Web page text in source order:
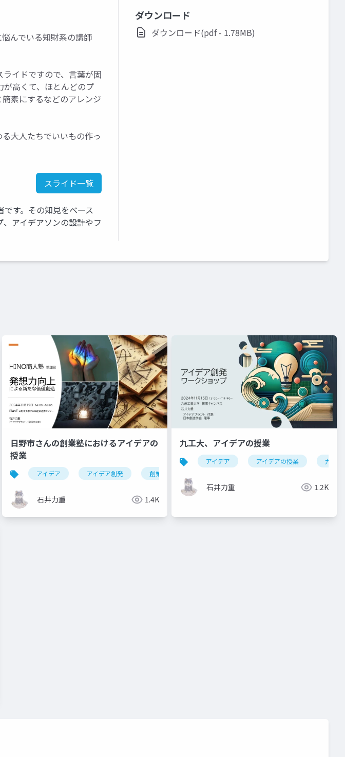
んでいる知財系の講師
イドですので、言葉が固
高くて、ほとんどのプ
素にするなどのアレンジ
大人たちでいいもの作っ
スライド一覧
す。その知見をベース
アイデアソンの設計やフ
ダウンロード
ダウンロード(pdf - 1.78MB)
創造力 発想力 会議手法 ブレインストーミング
ワークショップ 創造工学 製品開発
日野市さんの創業塾におけるアイデアの
授業
アイデア アイデア創発 創業塾
石井力重 1.4K
九工大、アイデアの授業
アイデア アイデアの授業 九工大
石井力重 1.2K
想